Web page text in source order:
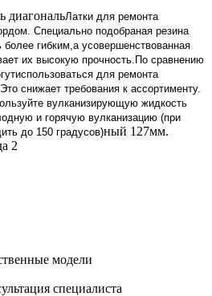
диагональЛатки для ремонта
Специально подобраная резина
гибким,а усовершенствованная
их высокую прочность.По сравнению
для ремонта
снижает требования к ассортименту.
вулканизирующую жидкость
и горячую вулканизацию (при
до 150 градусов)ный 127мм.
2
модели
специалиста